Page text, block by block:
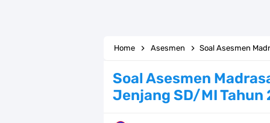
Bank soal PAT/SAT Kelas 3 SD/MI
Home Asesmen Soal Asesmen
Soal Asesmen
Jenjang SD/MI Tahun